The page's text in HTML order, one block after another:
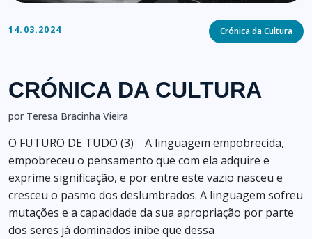
14.03.2024 Categories
Crónica da Cultura
CRÓNICA DA CULTURA
por Teresa Bracinha Vieira
O FUTURO DE TUDO (3) A linguagem empobrecida,
empobreceu o pensamento que com ela adquire e
exprime significação, e por entre este vazio nasceu e
cresceu o pasmo dos deslumbrados. A linguagem sofreu
mutações e a capacidade da sua apropriação por parte
dos seres já dominados inibe que dessa